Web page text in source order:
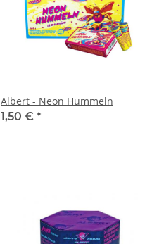
Albert - Neon Hummeln
1,50 € *